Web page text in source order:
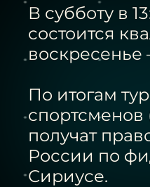
В субботу в
состоится
По итогам
спортсменов
получат
России по
Сириусе.